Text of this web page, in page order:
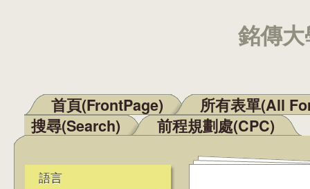
銘傳
主選單
首頁(FrontPage)
所有表單(All
搜尋(Search)
前程規劃處(CPC)
語言